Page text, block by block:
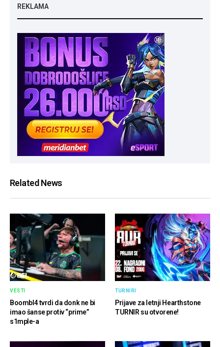
REKLAMA
Related News
VESTI
Boombl4 tvrdi da donk ne bi
imao šanse protiv “prime”
s1mple-a
TURNIRI
Prijave za letnji Hearthstone
TURNIR su otvorene!